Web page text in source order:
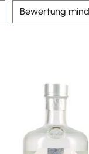
Bewertung